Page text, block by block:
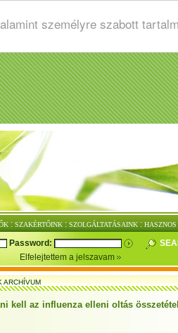
személyre szabott
: SZAKÉRTŐINK : SZOLGÁLTATÁSAINK :
Password:
Elfelejtettem a jelszavam
ARCHÍVUM
kell az influenza elleni oltás